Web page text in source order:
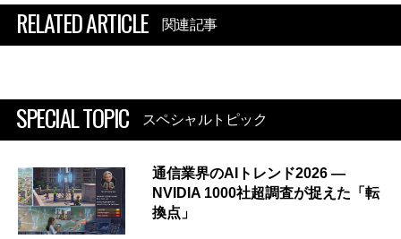
RELATED ARTICLE 関連記事
SPECIAL TOPIC スペシャルトピック
通信業界のAIトレンド2026 ―
NVIDIA 1000社超調査が捉えた「転
換点」